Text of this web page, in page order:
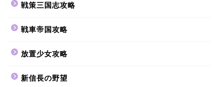
戦策三国志攻略
戦車帝国攻略
放置少女攻略
新信長の野望